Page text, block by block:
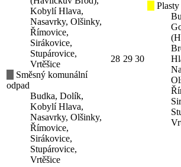
Kobylí Hlava,
Nasavrky, Olšinky,
Římovice,
Sirákovice,
Stupárovice,
Vrtěšice
Směsný komunální
odpad
Budka, Dolík,
Kobylí Hlava,
Nasavrky, Olšinky,
Římovice,
Sirákovice,
Stupárovice,
Vrtěšice
28 29 30
Plasty